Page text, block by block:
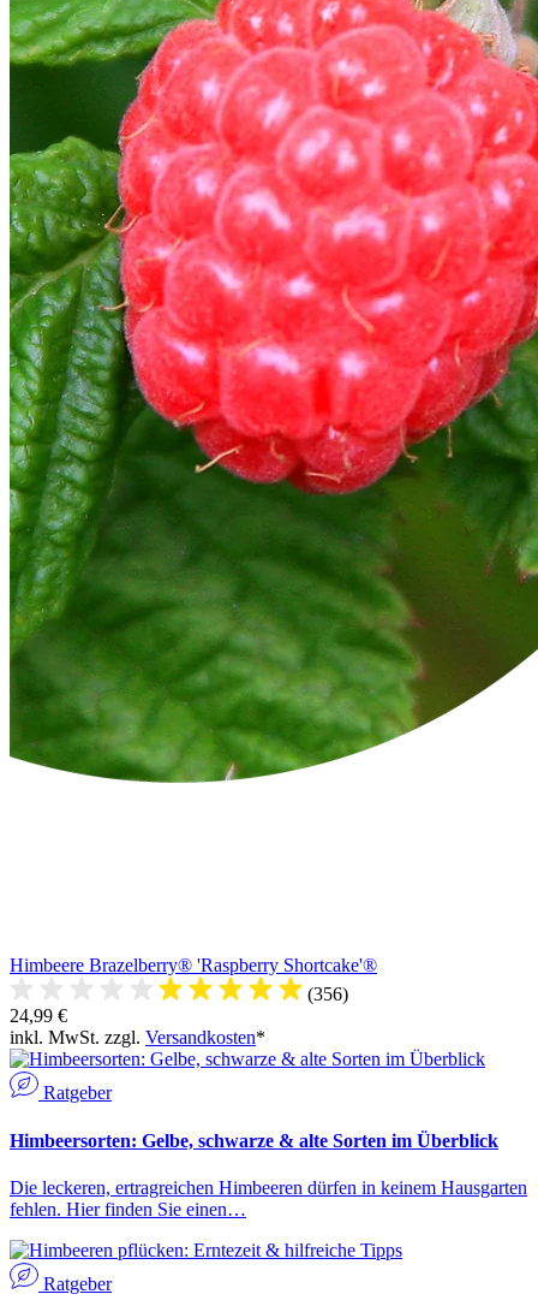
Himbeere Brazelberry® 'Raspberry Shortcake'®
(356)
24,99 €
inkl. MwSt. zzgl. Versandkosten*
Ratgeber
Himbeersorten: Gelbe, schwarze & alte Sorten im Überblick
Die leckeren, ertragreichen Himbeeren dürfen in keinem Hausgarten
fehlen. Hier finden Sie einen…
Ratgeber